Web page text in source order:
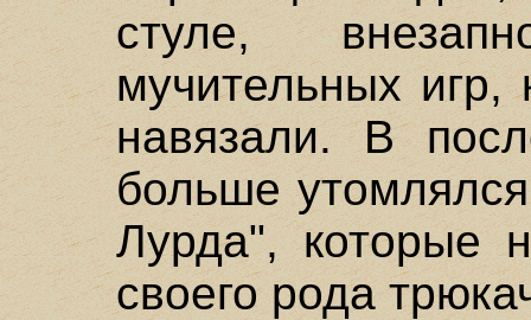
стуле,
мучительных
навязали. В
больше
Лурда", которые
своего рода